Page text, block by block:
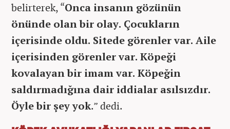
belirterek, “Onca insanın gözünün
önünde olan bir olay. Çocukların
içerisinde oldu. Sitede görenler var. Aile
içerisinden görenler var. Köpeği
kovalayan bir imam var. Köpeğin
saldırmadığına dair iddialar asılsızdır.
Öyle bir şey yok.” dedi.